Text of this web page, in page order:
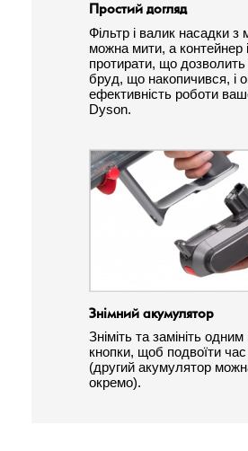
Простий догляд
Фільтр і валик насадки
можна мити, а контейнер
протирати, що
бруд, що накопичився, і
ефективність роботи
Dyson.
Знімний акумулятор
Зніміть та замініть
кнопки, щоб подвоїти
(другий акумулятор
окремо).